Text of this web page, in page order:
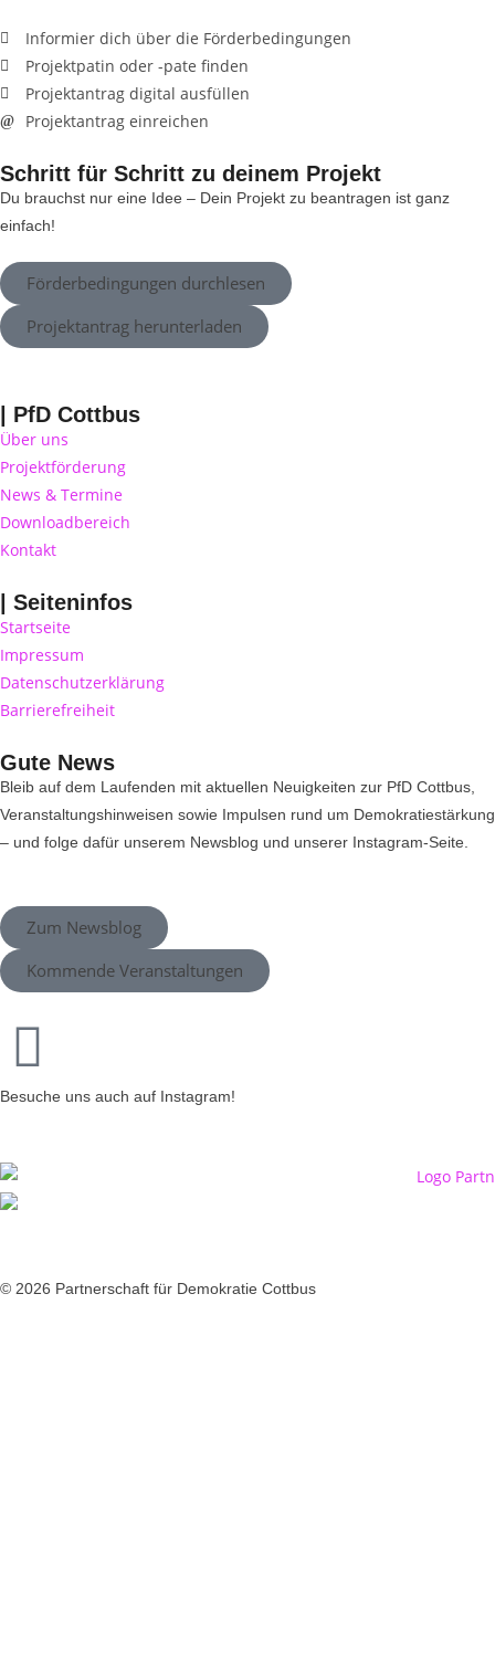
Informier dich über die Förderbedingungen
Projektpatin oder -pate finden
Projektantrag digital ausfüllen
Projektantrag einreichen
Schritt für Schritt zu deinem Projekt
Du brauchst nur eine Idee – Dein Projekt zu beantragen ist ganz
einfach!
Förderbedingungen durchlesen
Projektantrag herunterladen
| PfD Cottbus
Über uns
Projektförderung
News & Termine
Downloadbereich
Kontakt
| Seiteninfos
Startseite
Impressum
Datenschutzerklärung
Barrierefreiheit
Gute News
Bleib auf dem Laufenden mit aktuellen Neuigkeiten zur PfD Cottbus,
Veranstaltungshinweisen sowie Impulsen rund um Demokratiestärkung
– und folge dafür unserem Newsblog und unserer Instagram-Seite.
Zum Newsblog
Kommende Veranstaltungen
Besuche uns auch auf Instagram!
© 2026 Partnerschaft für Demokratie Cottbus